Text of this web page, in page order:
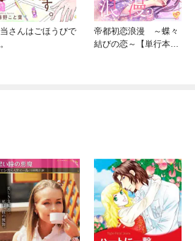
さんはごほうびで
帝都初恋浪漫 ～蝶々
結びの恋～【単行本